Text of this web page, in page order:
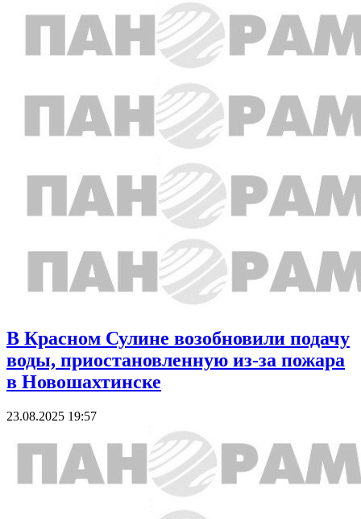
В Красном Сулине возобновили подачу
воды, приостановленную из-за пожара
в Новошахтинске
23.08.2025 19:57